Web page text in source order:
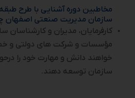
مخاطبین دوره آشنایی با طرح
سازمان مدیریت صنعتی اصفهان
کارفرمایان، مدیران و کارشناسان
مؤسسات و شرکت های دولتی و
‌خواهند دانش و مهارت خود را
سازمان توسعه دهند.